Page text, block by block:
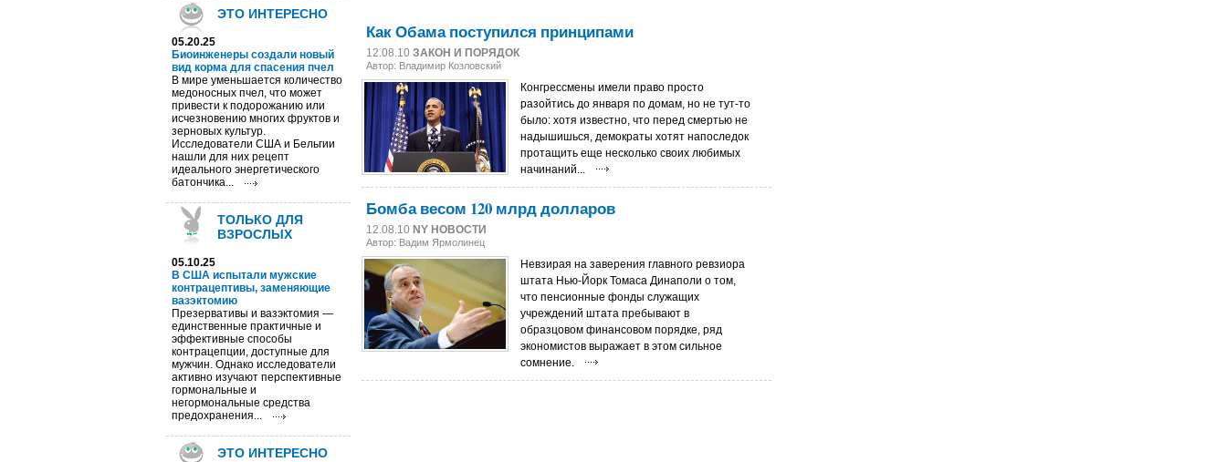
ЭТО ИНТЕРЕСНО
05.20.25
Биоинженеры создали новый
вид корма для спасения пчел
В мире уменьшается количество
медоносных пчел, что может
привести к подорожанию или
исчезновению многих фруктов и
зерновых культур.
Исследователи США и Бельгии
нашли для них рецепт
идеального энергетического
батончика...
ТОЛЬКО ДЛЯ
ВЗРОСЛЫХ
05.10.25
В США испытали мужские
контрацептивы, заменяющие
вазэктомию
Презервативы и вазэктомия —
единственные практичные и
эффективные способы
контрацепции, доступные для
мужчин. Однако исследователи
активно изучают перспективные
гормональные и
негормональные средства
предохранения...
ЭТО ИНТЕРЕСНО
Как Обама поступился принципами
12.08.10 ЗАКОН И ПОРЯДОК
Автор: Владимир Козловский
Конгрессмены имели право просто
разойтись до января по домам, но не тут-то
было: хотя известно, что перед смертью не
надышишься, демократы хотят напоследок
протащить еще несколько своих любимых
начинаний...
Бомба весом 120 млрд долларов
12.08.10 NY НОВОСТИ
Автор: Вадим Ярмолинец
Невзирая на заверения главного ревзиора
штата Нью-Йорк Томаса Динаполи о том,
что пенсионные фонды служащих
учреждений штата пребывают в
образцовом финансовом порядке, ряд
экономистов выражает в этом сильное
сомнение.